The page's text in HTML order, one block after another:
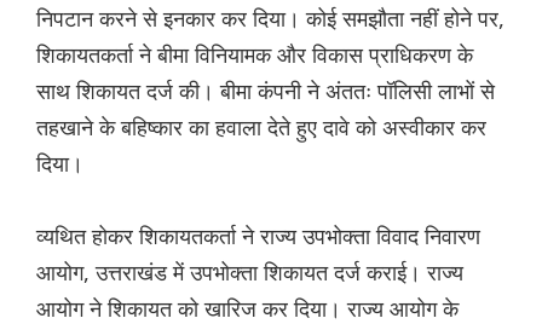
निपटान करने से इनकार कर दिया। कोई समझौता नहीं होने पर,
शिकायतकर्ता ने बीमा विनियामक और विकास प्राधिकरण के
साथ शिकायत दर्ज की। बीमा कंपनी ने अंततः पॉलिसी लाभों से
तहखाने के बहिष्कार का हवाला देते हुए दावे को अस्वीकार कर
दिया।
व्यथित होकर शिकायतकर्ता ने राज्य उपभोक्ता विवाद निवारण
आयोग, उत्तराखंड में उपभोक्ता शिकायत दर्ज कराई। राज्य
आयोग ने शिकायत को खारिज कर दिया। राज्य आयोग के